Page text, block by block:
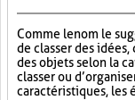
Comme le nom le
de classer des
des objets selon la
classer ou
caractéristiques, les